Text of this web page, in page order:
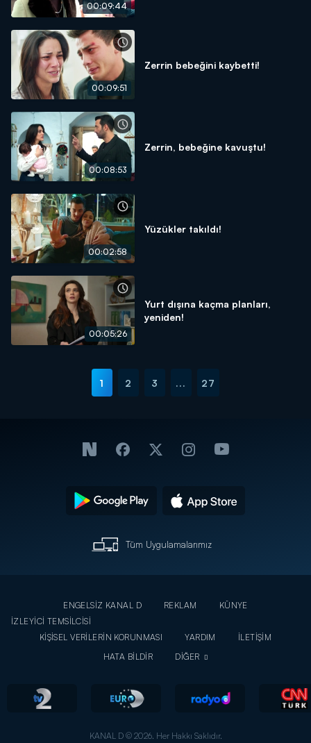
00:09:44
00:09:51
Zerrin bebeğini kaybetti!
00:08:53
Zerrin, bebeğine kavuştu!
00:02:58
Yüzükler takıldı!
00:05:26
Yurt dışına kaçma planları,
yeniden!
1 2 3 ... 27
Tüm Uygulamalarımız
ENGELSİZ KANAL D REKLAM
KÜNYE
İZLEYİCİ TEMSİLCİSİ
KİŞİSEL VERİLERİN KORUNMASI
YARDIM
İLETİŞİM
HATA BİLDİR
DİĞER
KANAL D © 2026. Her Hakkı Saklıdır.